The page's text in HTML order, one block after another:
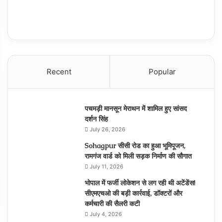
Recent Popular
पचमड़ी मानसून मेराथन में शामिल हुए सांसद
दर्शन सिंह
July 26, 2026
Sohagpur सीसी रोड का हुआ भूमिपूजन,
रामगंज वार्ड को मिली सड़क निर्माण की सौगात
July 11, 2026
भोपाल में फर्जी लोकेशन से लग रही थी अटेंडेंस!
सीएमएचओ की बड़ी कार्रवाई, डॉक्टरों और
कर्मचारी की सैलरी कटी
July 4, 2026